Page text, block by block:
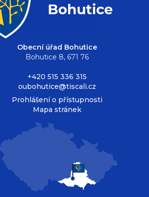
Obecní úřad Bohutice
Bohutice 8, 671 76
+420 515 336 315
oubohutice@tiscali.cz
Prohlášení o přístupnosti
Mapa stránek